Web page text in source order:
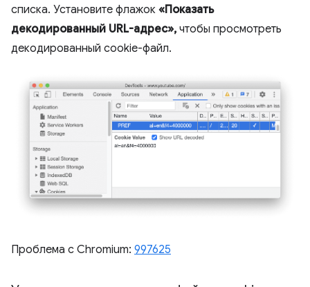
списка. Установите флажок «Показать
декодированный URL-адрес», чтобы просмотреть
декодированный cookie-файл.
Проблема с Chromium: 997625